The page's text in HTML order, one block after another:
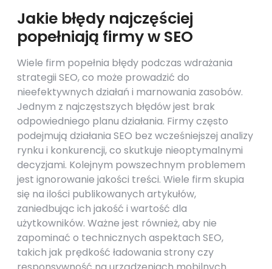
Jakie błędy najczęściej
popełniają firmy w SEO
Wiele firm popełnia błędy podczas wdrażania
strategii SEO, co może prowadzić do
nieefektywnych działań i marnowania zasobów.
Jednym z najczęstszych błędów jest brak
odpowiedniego planu działania. Firmy często
podejmują działania SEO bez wcześniejszej analizy
rynku i konkurencji, co skutkuje nieoptymalnymi
decyzjami. Kolejnym powszechnym problemem
jest ignorowanie jakości treści. Wiele firm skupia
się na ilości publikowanych artykułów,
zaniedbując ich jakość i wartość dla
użytkowników. Ważne jest również, aby nie
zapominać o technicznych aspektach SEO,
takich jak prędkość ładowania strony czy